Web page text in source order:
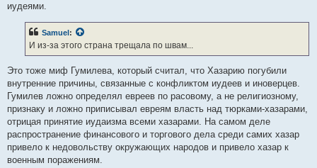
иудеями.
Samuel:
И из-за этого страна трещала по швам...
Это тоже миф Гумилева, который считал, что Хазарию погубили
внутренние причины, связанные с конфликтом иудеев и иноверцев.
Гумилев ложно определял евреев по расовому, а не религиозному,
признаку и ложно приписывал евреям власть над тюрками-хазарами,
отрицая принятие иудаизма всеми хазарами. На самом деле
распространение финансового и торгового дела среди самих хазар
привело к недовольству окружающих народов и привело хазар к
военным поражениям.